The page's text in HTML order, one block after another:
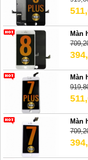
Màn
Màn
Màn